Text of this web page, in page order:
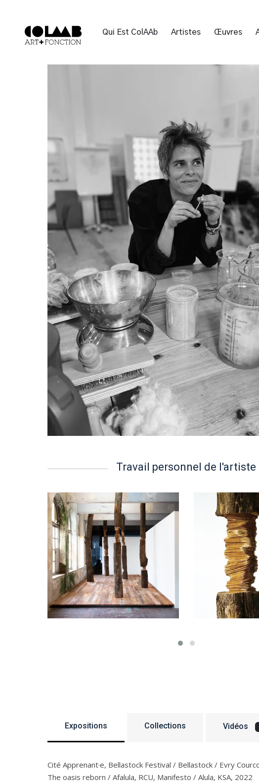
Qui Est ColAAb Artistes Œuvres
Travail personnel de l'artiste
Expositions Collections Vidéos
Cité Apprenant·e, Bellastock Festival / Bellastock / Evry
The oasis reborn / Afalula, RCU, Manifesto / Alula, KSA, 2022